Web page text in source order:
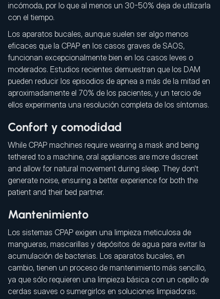
incómoda, por lo que al menos un 30-50% deja de utilizarla
con el tiempo.
Los aparatos bucales, aunque suelen ser algo menos
eficaces que la CPAP en los casos graves de SAOS,
funcionan excepcionalmente bien en los casos leves o
moderados. Estudios recientes demuestran que los DAM
pueden reducir los episodios de apnea a más de la mitad en
aproximadamente el 70% de los pacientes, y un tercio de
ellos experimenta una resolución completa de los síntomas.
Confort y comodidad
While CPAP machines require wearing a mask and being
tethered to a machine, oral appliances are more discreet
and allow for natural movement during sleep. They don't
generate noise, ensuring a better experience for both the
patient and their bed partner.
Mantenimiento
Los sistemas CPAP exigen una limpieza meticulosa de
mangueras, mascarillas y depósitos de agua para evitar la
acumulación de bacterias. Los aparatos bucales, en
cambio, tienen un proceso de mantenimiento más sencillo,
ya que sólo requieren una limpieza básica con un cepillo de
cerdas suaves o sumergirlos en soluciones limpiadoras.